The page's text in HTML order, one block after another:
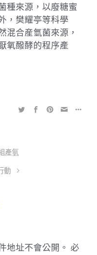
種來源，以廢糖蜜
，樊耀亭等科學
混合産氫菌來源，
氧醱酵的程序產
產氫
動
地址不會公開。 必